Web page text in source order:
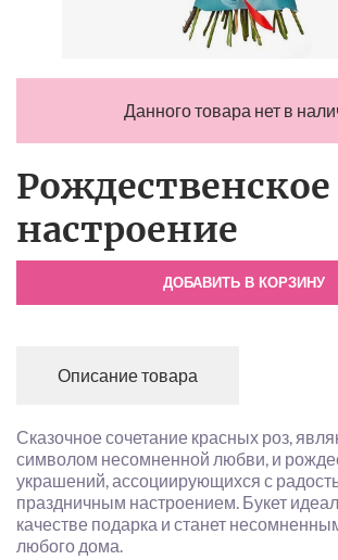
Данного товара нет в
Рождественское
настроение
ДОБАВИТЬ В КОРЗИНУ
Описание товара
Сказочное сочетание красных роз,
символом несомненной любви, и
украшений, ассоциирующихся с
праздничным настроением. Букет
качестве подарка и станет
любого дома.